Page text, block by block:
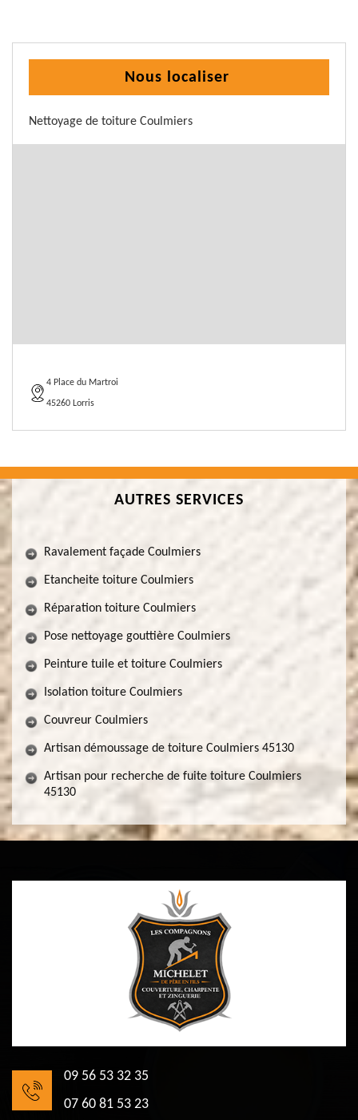
Nous localiser
Nettoyage de toiture Coulmiers
4 Place du Martroi
45260 Lorris
AUTRES SERVICES
Ravalement façade Coulmiers
Etancheite toiture Coulmiers
Réparation toiture Coulmiers
Pose nettoyage gouttière Coulmiers
Peinture tuile et toiture Coulmiers
Isolation toiture Coulmiers
Couvreur Coulmiers
Artisan démoussage de toiture Coulmiers 45130
Artisan pour recherche de fuite toiture Coulmiers
45130
09 56 53 32 35
07 60 81 53 23